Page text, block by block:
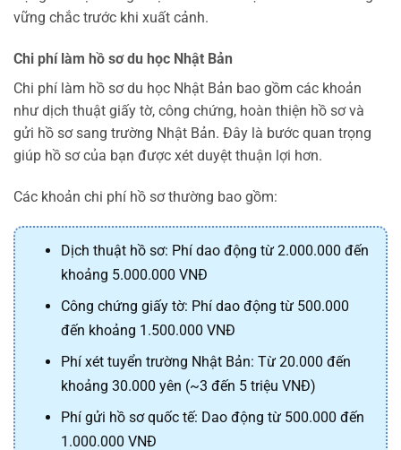
vững chắc trước khi xuất cảnh.
Chi phí làm hồ sơ du học Nhật Bản
Chi phí làm hồ sơ du học Nhật Bản bao gồm các khoản
như dịch thuật giấy tờ, công chứng, hoàn thiện hồ sơ và
gửi hồ sơ sang trường Nhật Bản. Đây là bước quan trọng
giúp hồ sơ của bạn được xét duyệt thuận lợi hơn.
Các khoản chi phí hồ sơ thường bao gồm:
Dịch thuật hồ sơ: Phí dao động từ 2.000.000 đến
khoảng 5.000.000 VNĐ
Công chứng giấy tờ: Phí dao động từ 500.000
đến khoảng 1.500.000 VNĐ
Phí xét tuyển trường Nhật Bản: Từ 20.000 đến
khoảng 30.000 yên (~3 đến 5 triệu VNĐ)
Phí gửi hồ sơ quốc tế: Dao động từ 500.000 đến
1.000.000 VNĐ